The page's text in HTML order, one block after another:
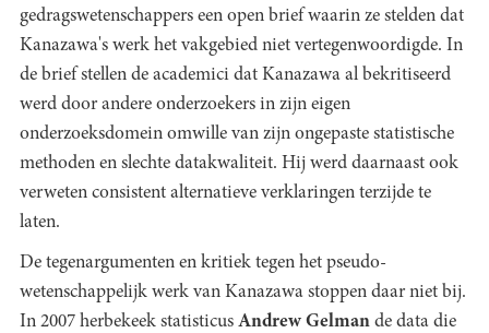
gedragswetenschappers een open brief waarin ze stelden dat
Kanazawa's werk het vakgebied niet vertegenwoordigde. In
de brief stellen de academici dat Kanazawa al bekritiseerd
werd door andere onderzoekers in zijn eigen
onderzoeksdomein omwille van zijn ongepaste statistische
methoden en slechte datakwaliteit. Hij werd daarnaast ook
verweten consistent alternatieve verklaringen terzijde te
laten.
De tegenargumenten en kritiek tegen het pseudo-
wetenschappelijk werk van Kanazawa stoppen daar niet bij.
In 2007 herbekeek statisticus Andrew Gelman de data die